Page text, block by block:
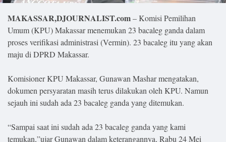
Copyright
2026
Djournalist.com
Right
Reserved
MAKASSAR,DJOURNALIST.com– Komisi Pemilihan
Umum (KPU) Makassar menemukan 23 bacaleg ganda dalam
proses verifikasi administrasi (Vermin). 23 bacaleg itu yang akan
maju di DPRD Makassar.
Komisioner KPU Makassar, Gunawan Mashar mengatakan,
dokumen persyaratan masih terus dilakukan oleh KPU. Namun
sejauh ini sudah ada 23 bacaleg ganda yang ditemukan.
“Sampai saat ini sudah ada 23 bacaleg ganda yang kami
temukan,”ujar Gunawan dalam keterangannya, Rabu 24 Mei